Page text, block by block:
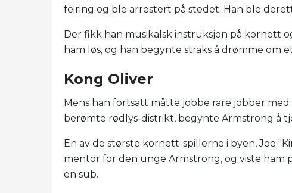
feiring og ble arrestert på stedet. Han ble
Der fikk han musikalsk instruksjon på kornett
ham løs, og han begynte straks å drømme om
Kong Oliver
Mens han fortsatt måtte jobbe rare jobber
berømte rødlys-distrikt, begynte Armstrong å
En av de største kornett-spillerne i byen, Joe
mentor for den unge Armstrong, og viste ham
en sub.